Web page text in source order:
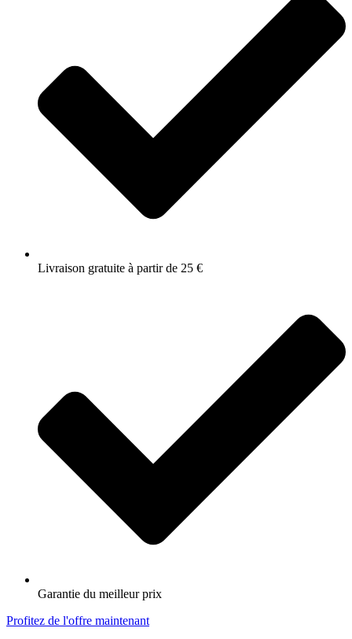
Livraison gratuite à partir de 25 €
Garantie du meilleur prix
Profitez de l'offre maintenant